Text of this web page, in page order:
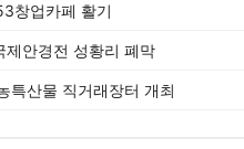
창업카페 활기
안경전 성황리 폐막
특산물 직거래장터 개최